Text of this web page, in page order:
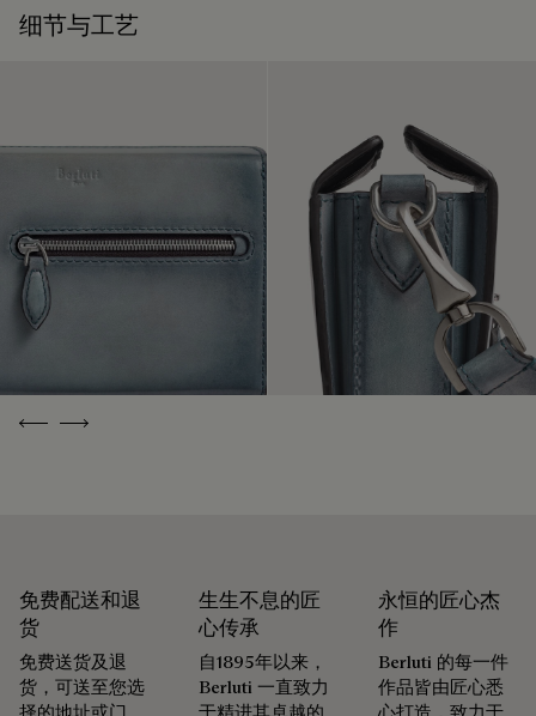
小牛皮衬里
Berluti 优先采用环保包装，不含原始化石塑料，全都使用可持
续和回收材料制成。
我们的匠心承诺
领略悉心呵护的仪式感
免费首次转色服务
Patina古法染色工艺凝聚数十载匠艺传承，令每件作品化为别
具一格的艺术臻品，映现出其所承载的故事与情感。 精品店臻
选约六十种色调，令Patina古法染色工艺的色泽随岁月流转，
与生活的节奏共鸣。
驯养时光的印记
Berluti自诞生之初便秉持循环理念，悉心为顾客提供养护与修
复服务，令每件作品的生命得以延续。 无论是鞋履、皮具，还
是成衣，我们的工坊皆提供多样化的修复与保养服务，令每件
作品皆能优雅长久地陪伴在顾客身边。
延续作品的生命力
细节与工艺
Previous
Next
免费配送和退
货
免费送货及退
货，可送至您选
生生不息的匠
心传承
自1895年以来，
Berluti 一直致力
永恒的匠心杰
作
Berluti 的每一件
作品皆由匠心悉